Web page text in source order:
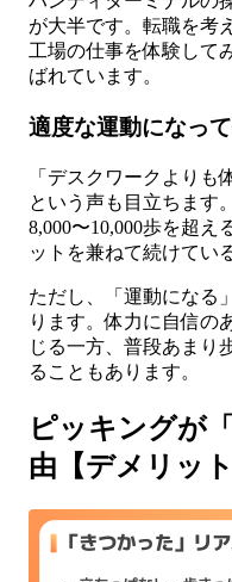
が大半です。転職を考
工場の仕事を体験して
ばれています。
適度な運動になっ
「デスクワークよりも
という声も目立ちます
8,000〜10,000歩を超
ットを兼ねて続けてい
ただし、「運動になる
ります。体力に自信の
じる一方、普段あまり
ることもあります。
ピッキングが
由【デメリッ